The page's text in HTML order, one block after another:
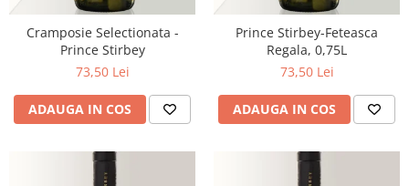
Cramposie Selectionata -
Prince Stirbey
73,50 Lei
ADAUGA IN COS
Prince Stirbey-Feteasca
Regala, 0,75L
73,50 Lei
ADAUGA IN COS